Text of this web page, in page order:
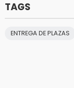
TAGS
ENTREGA DE PLAZAS